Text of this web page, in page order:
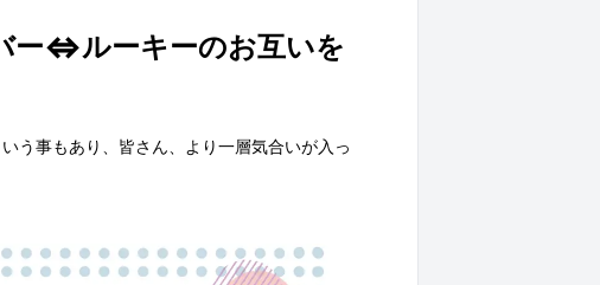
ー⇔ルーキーのお互いを
う事もあり、皆さん、より一層気合いが入っ